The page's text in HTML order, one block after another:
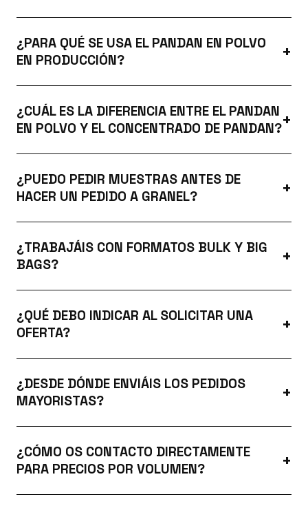
¿PARA QUÉ SE USA EL PANDAN EN POLVO
EN PRODUCCIÓN?
¿CUÁL ES LA DIFERENCIA ENTRE EL PANDAN
EN POLVO Y EL CONCENTRADO DE PANDAN?
¿PUEDO PEDIR MUESTRAS ANTES DE
HACER UN PEDIDO A GRANEL?
¿TRABAJÁIS CON FORMATOS BULK Y BIG
BAGS?
¿QUÉ DEBO INDICAR AL SOLICITAR UNA
OFERTA?
¿DESDE DÓNDE ENVIÁIS LOS PEDIDOS
MAYORISTAS?
¿CÓMO OS CONTACTO DIRECTAMENTE
PARA PRECIOS POR VOLUMEN?